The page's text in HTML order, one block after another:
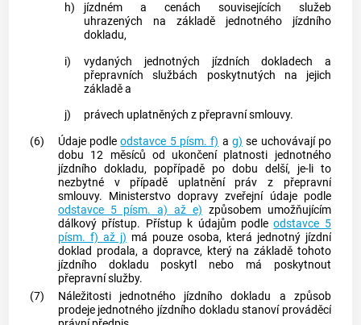
h)
jízdném a cenách souvisejících služeb
uhrazených na základě jednotného jízdního
dokladu,
i)
vydaných jednotných jízdních dokladech a
přepravních službách poskytnutých na jejich
základě a
j)
právech uplatněných z přepravní smlouvy.
(6)
Údaje podleodstavce 5 písm. f) a g) se uchovávají po
dobu 12 měsíců od ukončení platnosti jednotného
jízdního dokladu, popřípadě po dobu delší, je-li to
nezbytné v případě uplatnění práv z přepravní
smlouvy. Ministerstvo dopravy zveřejní údaje podle
odstavce 5 písm. a) až e) způsobem umožňujícím
dálkový přístup. Přístup k údajům podleodstavce 5
písm. f) až j) má pouze osoba, která jednotný jízdní
doklad prodala, a dopravce, který na základě tohoto
jízdního dokladu poskytl nebo má poskytnout
přepravní služby.
(7)
Náležitosti jednotného jízdního dokladu a způsob
prodeje jednotného jízdního dokladu stanoví prováděcí